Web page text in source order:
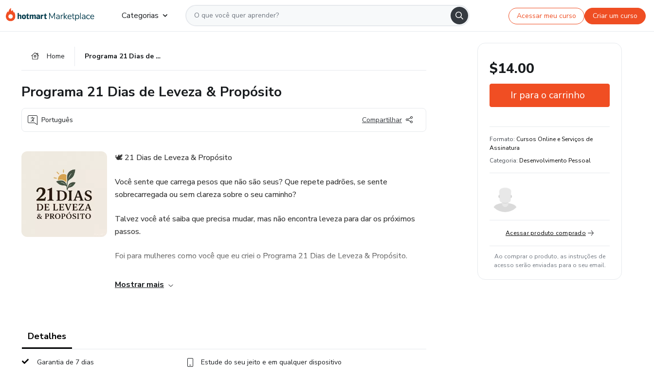
para
para
para
Categorias Acessar meu curso Criar um curso
Home Programa 21 Dias de Leveza & Propósito
Programa 21 Dias de Leveza & Propósito
Português Compartilhar
🕊️ 21 Dias de Leveza & Propósito
Você sente que carrega pesos que não são seus? Que repete padrões, se sente
sobrecarregada ou sem clareza sobre o seu caminho?
Talvez você até saiba que precisa mudar, mas não encontra leveza para dar os próximos
passos.
Foi para mulheres como você que eu criei o Programa 21 Dias de Leveza & Propósito.
✨ Em apenas 3 semanas, você vai aprender a:
Mostrar mais
Detalhes
Garantia de 7 dias Estude do seu jeito e em qualquer dispositivo
$14.00
Ir para o carrinho
Estude do seu jeito e em qualquer
dispositivo
Formato: Cursos Online e Serviços de
Assinatura
Categoria: Desenvolvimento Pessoal
Acessar produto comprado
Ao comprar o produto, as instruções de
acesso serão enviadas para o seu email.